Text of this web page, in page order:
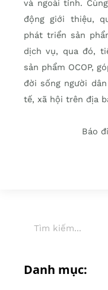
và ngoài tỉnh.
động giới thiệu,
phát triển sản
dịch vụ, qua đó,
sản phẩm OCOP,
đời sống người
tế, xã hội trên địa
Báo
Danh mục: